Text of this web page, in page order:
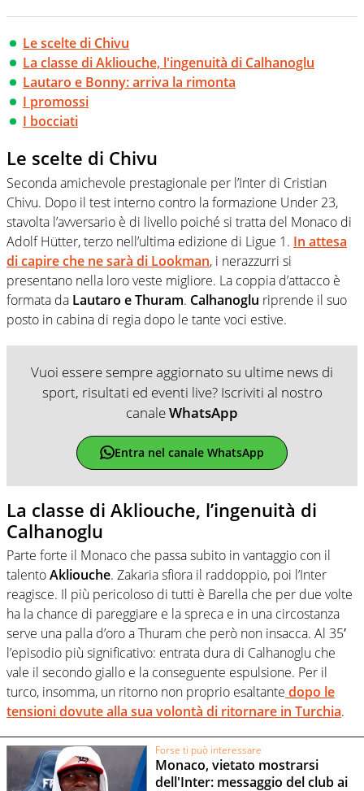
Le scelte di Chivu
La classe di Akliouche, l'ingenuità di Calhanoglu
Lautaro e Bonny: arriva la rimonta
I promossi
I bocciati
Le scelte di Chivu
Seconda amichevole prestagionale per l’Inter di Cristian
Chivu. Dopo il test interno contro la formazione Under 23,
stavolta l’avversario è di livello poiché si tratta del Monaco di
Adolf Hütter, terzo nell’ultima edizione di Ligue 1. In attesa
di capire che ne sarà di Lookman, i nerazzurri si
presentano nella loro veste migliore. La coppia d’attacco è
formata da Lautaro e Thuram. Calhanoglu riprende il suo
posto in cabina di regia dopo le tante voci estive.
Vuoi essere sempre aggiornato su ultime news di
sport, risultati ed eventi live? Iscriviti al nostro
canaleWhatsApp
Entra nel canale WhatsApp
La classe di Akliouche, l’ingenuità di
Calhanoglu
Parte forte il Monaco che passa subito in vantaggio con il
talentoAkliouche. Zakaria sfiora il raddoppio, poi l’Inter
reagisce. Il più pericoloso di tutti è Barella che per due volte
ha la chance di pareggiare e la spreca e in una circostanza
serve una palla d’oro a Thuram che però non insacca. Al 35′
l’episodio più significativo: entrata dura di Calhanoglu che
vale il secondo giallo e la conseguente espulsione. Per il
turco, insomma, un ritorno non proprio esaltante dopo le
tensioni dovute alla sua volontà di ritornare in Turchia.
Forse ti può interessare
Monaco, vietato mostrarsi
dell'Inter: messaggio del club ai